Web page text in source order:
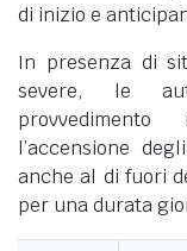
di inizio e
In presenza di
severe, le
l’accensione
anche al di fuori
per una durata